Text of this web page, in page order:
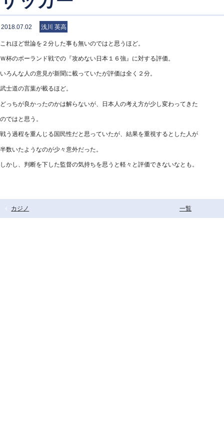
2018.07.02 浅川 英高
これほど世論を２分した事も無いのではと思うほど。
Ｗ杯のポーランド戦での『攻めない日本１６強』に対する評価。
いろんな人の意見が新聞に載っていたが評価は全く２分。
武士道の言葉が載るほど。
どっちが良かったのかは解らないが、日本人の考え方が少し変わってきた
のではと思う。
戦う過程を重んじる国民性だと思っていたが、結果を重視するとした人が
半数いたようなのが少々意外だった。
しかし、判断を下した監督の気持ちを思うと軽々と評価できないなとも。
カジノ 一覧